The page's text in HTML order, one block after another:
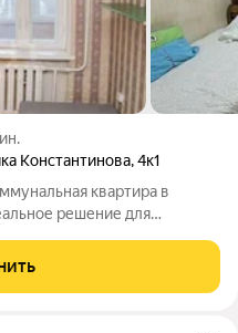
Константинова,4к1